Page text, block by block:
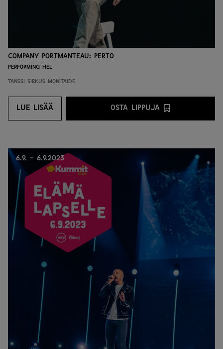
Company Portmanteau: Perto
Performing HEL
Tanssi Sirkus Monitaide
LUE LISÄÄ
LUE LISÄÄ OSTA LIPPUJA
OSTA LIPPUJA
6.9. - 6.9.2023